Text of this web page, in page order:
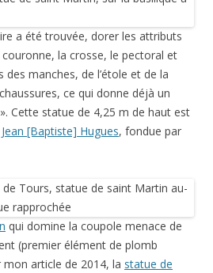
a été trouvée, dorer les attributs
couronne, la crosse, le pectoral et
des manches, de l’étole et de la
ce qui donne déjà un
Cette statue de 4,25 m de haut est
Jean [Baptiste] Hugues, fondue par
qui domine la coupole menace de
(premier élément de plomb
article de 2014, la statue de